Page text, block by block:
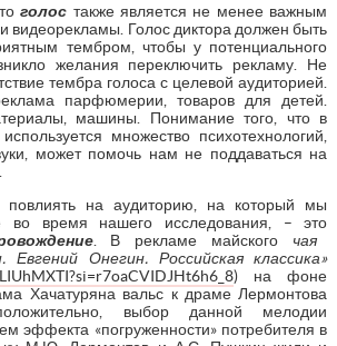
голос также является не менее важным
видеорекламы. Голос диктора должен быть
тембром, чтобы у потенциального
желания переключить рекламу. Не
тембра голоса с целевой аудиторией.
парфюмерии, товаров для детей.
машины. Понимание того, что в
множество психотехнологий,
может помочь нам не поддаваться на
на аудиторию, на который мы
во время нашего исследования, – это
. В рекламе майского чая
Евгений Онегин. Российская классика»
) на фоне
Хачатуряна вальс к драме Лермонтова
выбор данной мелодии
эффекта «погруженности» потребителя в